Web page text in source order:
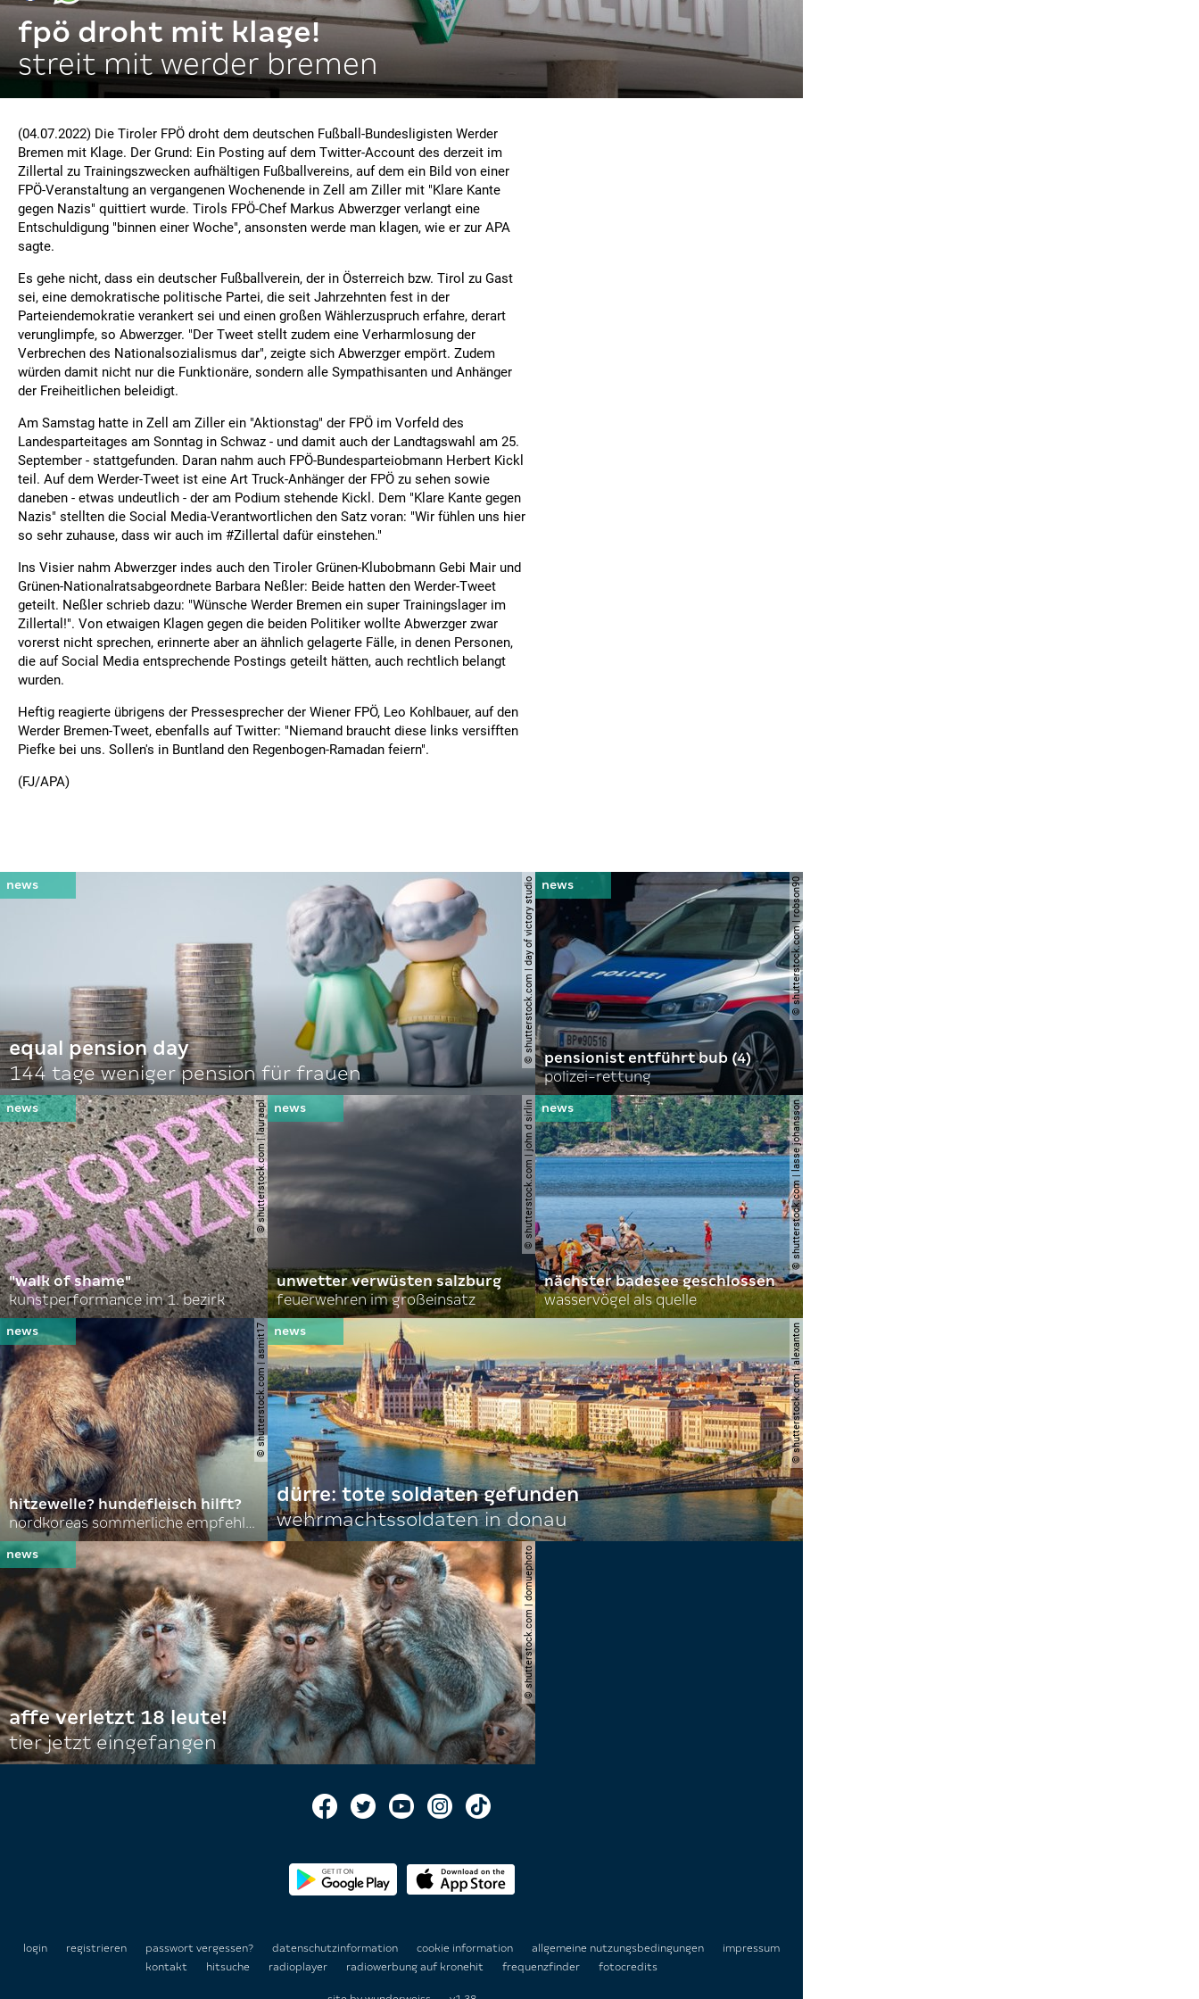
fpö droht mit klage!
streit mit werder bremen
(04.07.2022) Die Tiroler FPÖ droht dem deutschen Fußball-Bundesligisten Werder
Bremen mit Klage. Der Grund: Ein Posting auf dem Twitter-Account des derzeit im
Zillertal zu Trainingszwecken aufhältigen Fußballvereins, auf dem ein Bild von einer
FPÖ-Veranstaltung an vergangenen Wochenende in Zell am Ziller mit "Klare Kante
gegen Nazis" quittiert wurde. Tirols FPÖ-Chef Markus Abwerzger verlangt eine
Entschuldigung "binnen einer Woche", ansonsten werde man klagen, wie er zur APA
sagte.
Es gehe nicht, dass ein deutscher Fußballverein, der in Österreich bzw. Tirol zu Gast
sei, eine demokratische politische Partei, die seit Jahrzehnten fest in der
Parteiendemokratie verankert sei und einen großen Wählerzuspruch erfahre, derart
verunglimpfe, so Abwerzger. "Der Tweet stellt zudem eine Verharmlosung der
Verbrechen des Nationalsozialismus dar", zeigte sich Abwerzger empört. Zudem
würden damit nicht nur die Funktionäre, sondern alle Sympathisanten und Anhänger
der Freiheitlichen beleidigt.
Am Samstag hatte in Zell am Ziller ein "Aktionstag" der FPÖ im Vorfeld des
Landesparteitages am Sonntag in Schwaz - und damit auch der Landtagswahl am 25.
September - stattgefunden. Daran nahm auch FPÖ-Bundesparteiobmann Herbert Kickl
teil. Auf dem Werder-Tweet ist eine Art Truck-Anhänger der FPÖ zu sehen sowie
daneben - etwas undeutlich - der am Podium stehende Kickl. Dem "Klare Kante gegen
Nazis" stellten die Social Media-Verantwortlichen den Satz voran: "Wir fühlen uns hier
so sehr zuhause, dass wir auch im #Zillertal dafür einstehen."
Ins Visier nahm Abwerzger indes auch den Tiroler Grünen-Klubobmann Gebi Mair und
Grünen-Nationalratsabgeordnete Barbara Neßler: Beide hatten den Werder-Tweet
geteilt. Neßler schrieb dazu: "Wünsche Werder Bremen ein super Trainingslager im
Zillertal!". Von etwaigen Klagen gegen die beiden Politiker wollte Abwerzger zwar
vorerst nicht sprechen, erinnerte aber an ähnlich gelagerte Fälle, in denen Personen,
die auf Social Media entsprechende Postings geteilt hätten, auch rechtlich belangt
wurden.
Heftig reagierte übrigens der Pressesprecher der Wiener FPÖ, Leo Kohlbauer, auf den
Werder Bremen-Tweet, ebenfalls auf Twitter: "Niemand braucht diese links versifften
Piefke bei uns. Sollen's in Buntland den Regenbogen-Ramadan feiern".
(FJ/APA)
© shutterstock.com | day of victory studio
equal pension day
144 tage weniger pension für frauen
© shutterstock.com | robson90
pensionist entführt bub (4)
polizei-rettung
© shutterstock.com | lauraapl
"walk of shame"
kunstperformance im 1. bezirk
© shutterstock.com | john d sirlin
unwetter verwüsten salzburg
feuerwehren im großeinsatz
© shutterstock.com | lasse johansson
nächster badesee geschlossen
wasservögel als quelle
© shutterstock.com | asmit17
hitzewelle? hundefleisch hilft?
nordkoreas sommerliche empfehlungen
© shutterstock.com | alexanton
dürre: tote soldaten gefunden
wehrmachtssoldaten in donau
© shutterstock.com | domuephoto
affe verletzt 18 leute!
tier jetzt eingefangen
login registrieren passwort vergessen? datenschutzinformation cookie information allgemeine nutzungsbedingungen
impressum
kontakt
hitsuche radioplayer radiowerbung auf kronehit frequenzfinder fotocredits